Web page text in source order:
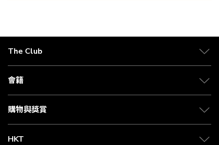
The Club
關於 The Club
合作夥伴
媒體中心
會籍
會籍及專屬禮遇
賺取積分
購物與獎賞
物流與配送
Club Shopping 商品領取站
HKT